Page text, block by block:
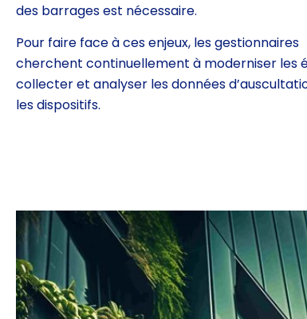
des barrages est nécessaire.
Pour faire face à ces enjeux, les gestionnaires
cherchent continuellement à moderniser les
collecteret analyser les données
lesdispositifs.